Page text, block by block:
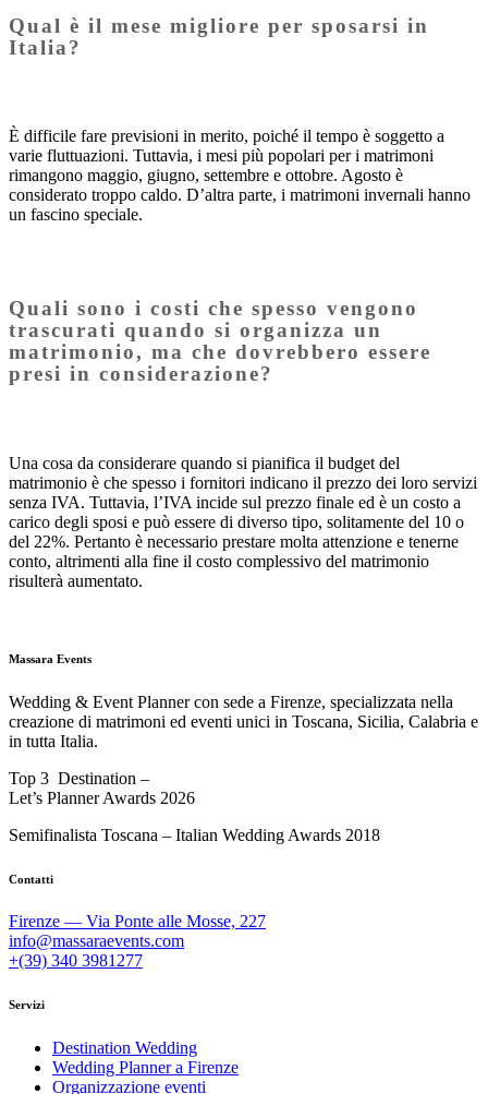
Qual è il mese migliore per sposarsi in
Italia?
È difficile fare previsioni in merito, poiché il tempo è soggetto a
varie fluttuazioni. Tuttavia, i mesi più popolari per i matrimoni
rimangono maggio, giugno, settembre e ottobre. Agosto è
considerato troppo caldo. D’altra parte, i matrimoni invernali hanno
un fascino speciale.
Quali sono i costi che spesso vengono
trascurati quando si organizza un
matrimonio, ma che dovrebbero essere
presi in considerazione?
Una cosa da considerare quando si pianifica il budget del
matrimonio è che spesso i fornitori indicano il prezzo dei loro servizi
senza IVA. Tuttavia, l’IVA incide sul prezzo finale ed è un costo a
carico degli sposi e può essere di diverso tipo, solitamente del 10 o
del 22%. Pertanto è necessario prestare molta attenzione e tenerne
conto, altrimenti alla fine il costo complessivo del matrimonio
risulterà aumentato.
Massara Events
Wedding & Event Planner con sede a Firenze, specializzata nella
creazione di matrimoni ed eventi unici in Toscana, Sicilia, Calabria e
in tutta Italia.
Top 3 Destination –
Let’s Planner Awards 2026
Semifinalista Toscana – Italian Wedding Awards 2018
Contatti
Firenze — Via Ponte alle Mosse, 227
info@massaraevents.com
+(39) 340 3981277
Servizi
Destination Wedding
Wedding Planner a Firenze
Organizzazione eventi